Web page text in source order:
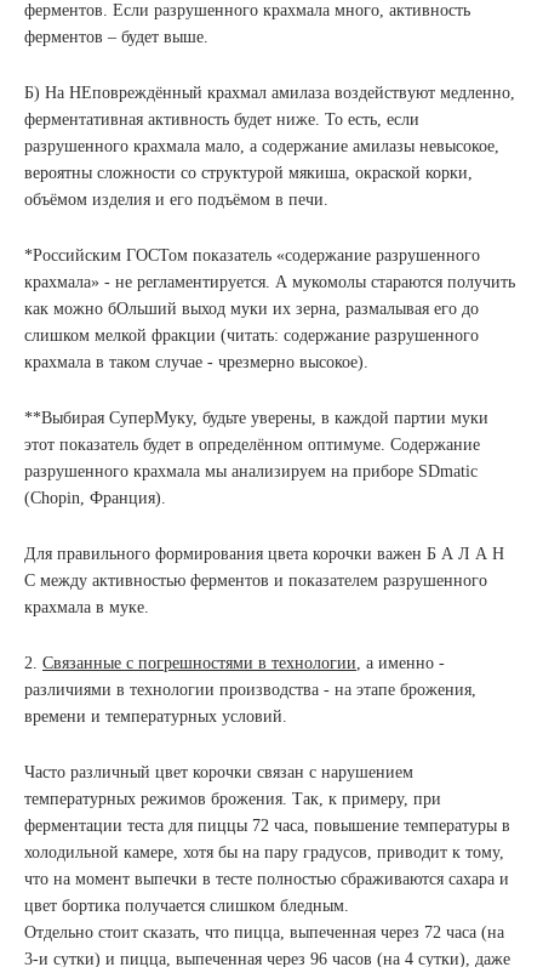
ферментов. Если разрушенного крахмала много, активность
ферментов – будет выше.
Б) На НЕповреждённый крахмал амилаза воздействуют медленно,
ферментативная активность будет ниже. То есть, если
разрушенного крахмала мало, а содержание амилазы невысокое,
вероятны сложности со структурой мякиша, окраской корки,
объёмом изделия и его подъёмом в печи.
*Российским ГОСТом показатель «содержание разрушенного
крахмала» - не регламентируется. А мукомолы стараются получить
как можно бОльший выход муки их зерна, размалывая его до
слишком мелкой фракции (читать: содержание разрушенного
крахмала в таком случае - чрезмерно высокое).
**Выбирая СуперМуку, будьте уверены, в каждой партии муки
этот показатель будет в определённом оптимуме. Содержание
разрушенного крахмала мы анализируем на приборе SDmatic
(Chopin, Франция).
Для правильного формирования цвета корочки важен Б А Л А Н
С между активностью ферментов и показателем разрушенного
крахмала в муке.
2. Связанные с погрешностями в технологии, а именно -
различиями в технологии производства - на этапе брожения,
времени и температурных условий.
Часто различный цвет корочки связан с нарушением
температурных режимов брожения. Так, к примеру, при
ферментации теста для пиццы 72 часа, повышение температуры в
холодильной камере, хотя бы на пару градусов, приводит к тому,
что на момент выпечки в тесте полностью сбраживаются сахара и
цвет бортика получается слишком бледным.
Отдельно стоит сказать, что пицца, выпеченная через 72 часа (на
3-и сутки) и пицца, выпеченная через 96 часов (на 4 сутки), даже